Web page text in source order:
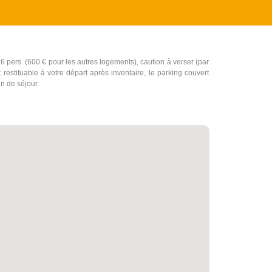
pers. (600 € pour les autres logements), caution à verser (par
à votre départ après inventaire, le parking couvert
de séjour.